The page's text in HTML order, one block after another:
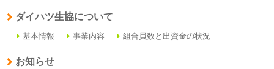
ダイハツ生協について
基本情報 事業内容 組合員数と出資金の状況
お知らせ